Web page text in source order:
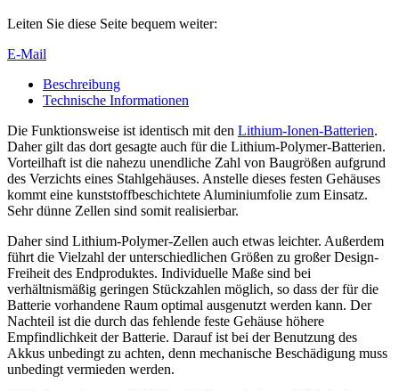
Leiten Sie diese Seite bequem weiter:
E-Mail
Beschreibung
Technische Informationen
Die Funktionsweise ist identisch mit den Lithium-Ionen-Batterien.
Daher gilt das dort gesagte auch für die Lithium-Polymer-Batterien.
Vorteilhaft ist die nahezu unendliche Zahl von Baugrößen aufgrund
des Verzichts eines Stahlgehäuses. Anstelle dieses festen Gehäuses
kommt eine kunststoffbeschichtete Aluminiumfolie zum Einsatz.
Sehr dünne Zellen sind somit realisierbar.
Daher sind Lithium-Polymer-Zellen auch etwas leichter. Außerdem
führt die Vielzahl der unterschiedlichen Größen zu großer Design-
Freiheit des Endproduktes. Individuelle Maße sind bei
verhältnismäßig geringen Stückzahlen möglich, so dass der für die
Batterie vorhandene Raum optimal ausgenutzt werden kann. Der
Nachteil ist die durch das fehlende feste Gehäuse höhere
Empfindlichkeit der Batterie. Darauf ist bei der Benutzung des
Akkus unbedingt zu achten, denn mechanische Beschädigung muss
unbedingt vermieden werden.